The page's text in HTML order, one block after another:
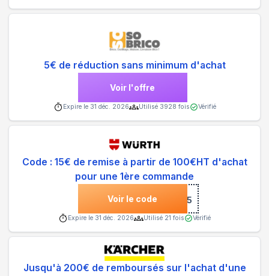
5€ de réduction sans minimum d'achat
Voir l'offre
Expire le 31 déc. 2026 Utilisé 3928 fois Vérifié
Code : 15€ de remise à partir de 100€HT d'achat
pour une 1ère commande
Voir le code ***15
Expire le 31 déc. 2026 Utilisé 21 fois Vérifié
Jusqu'à 200€ de remboursés sur l'achat d'une